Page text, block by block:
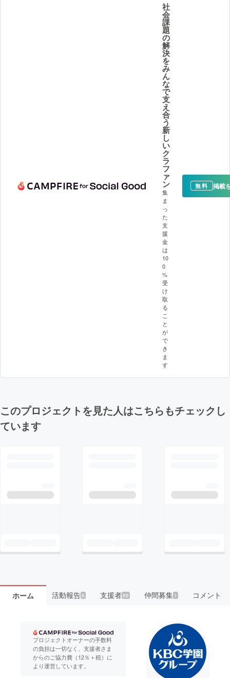
社
会
課
題
の
解
決
を
み
ん
な
で
支
え
合
う
新
し
い
ク
ラ
フ
ァ
ン
集
ま
っ
た
支
援
金
は
10
0
%
受
け
取
る
こ
と
が
で
き
ま
す
無料 掲載
このプロジェクトを見た人はこちらもチェックし
ています
ホーム 活動報告6 支援者88 仲間募集 1 コメント
プロジェクトオーナーの手数料
の負担は一切なく、支援者さま
からのご協力費（12％＋税）に
より運営しています。